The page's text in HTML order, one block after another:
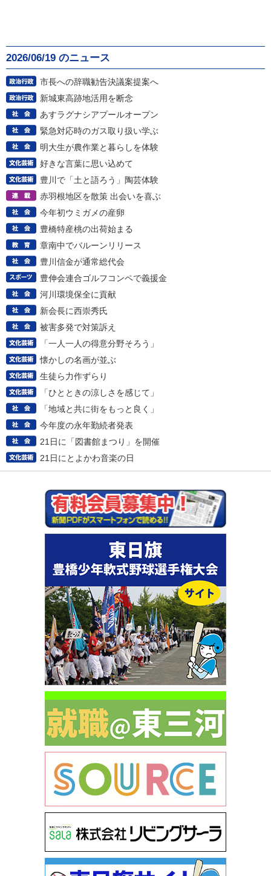
2026/06/19 のニュース
市長への辞職勧告決議案提案へ
新城東高跡地活用を断念
あすラグナシアプールオープン
緊急対応時のガス取り扱い学ぶ
明大生が農作業と暮らしを体験
好きな言葉に思い込めて
豊川で「土と語ろう」陶芸体験
赤羽根地区を散策 出会いを喜ぶ
今年初ウミガメの産卵
豊橋特産桃の出荷始まる
章南中でバルーンリリース
豊川信金が通常総代会
豊伸会連合ゴルフコンペで義援金
河川環境保全に貢献
新会長に西崇秀氏
被害多発で対策訴え
「一人一人の得意分野そろう」
懐かしの名画が並ぶ
生徒ら力作ずらり
「ひとときの涼しさを感じて」
「地域と共に街をもっと良く」
今年度の永年勤続者発表
21日に「図書館まつり」を開催
21日にとよかわ音楽の日